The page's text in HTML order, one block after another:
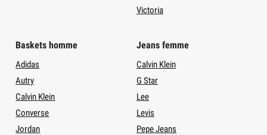
Victoria
Baskets homme
Adidas
Autry
Calvin Klein
Converse
Jordan
Jeans femme
Calvin Klein
G Star
Lee
Levis
Pepe Jeans